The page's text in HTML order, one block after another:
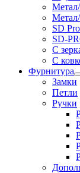
SD
SD-
С
С
Фурнитура
Замки
Петли
Ручки